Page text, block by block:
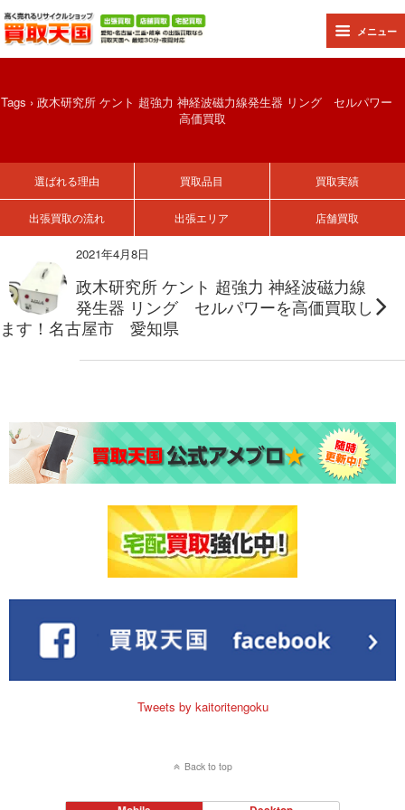
メニュー
Tags › 政木研究所 ケント 超強力 神経波磁力線発生器 リング セルパワー
高価買取
選ばれる理由 買取品目 買取実績
出張買取の流れ 出張エリア 店舗買取
2021年4月8日
政木研究所 ケント 超強力 神経波磁力線
発生器 リング セルパワーを高価買取し
ます！名古屋市 愛知県
Tweets by kaitoritengoku
Back to top